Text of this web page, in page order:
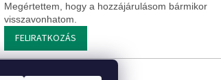
Megértettem, hogy a hozzájárulásom bármikor
visszavonhatom.
FELIRATKOZÁS